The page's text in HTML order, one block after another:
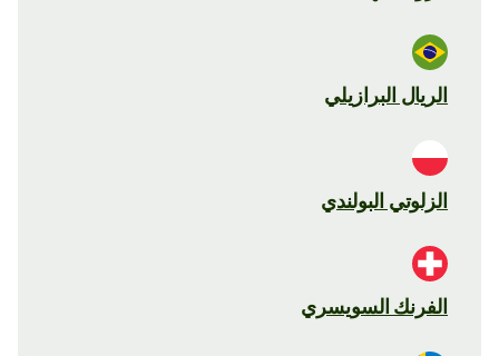
الريال البرازيلي
الزلوتي البولندي
الفرنك السويسري